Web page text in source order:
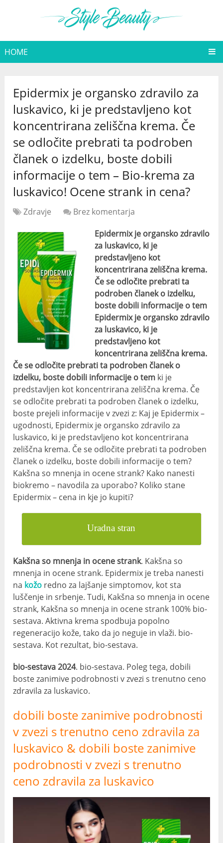
HOME
Epidermix je organsko zdravilo za
luskavico, ki je predstavljeno kot
koncentrirana zeliščna krema. Če
se odločite prebrati ta podroben
članek o izdelku, boste dobili
informacije o tem – Bio-krema za
luskavico! Ocene strank in cena?
Zdravje
Brez komentarja
Epidermix je organsko zdravilo
za luskavico, ki je
predstavljeno kot
koncentrirana zeliščna krema.
Če se odločite prebrati ta
podroben članek o izdelku,
boste dobili informacije o tem
Epidermix je organsko zdravilo
za luskavico, ki je
predstavljeno kot
koncentrirana zeliščna krema.
Če se odločite prebrati ta podroben članek o
izdelku, boste dobili informacije o tem ki je
predstavljen kot koncentrirana zeliščna krema. Če
se odločite prebrati ta podroben članek o izdelku,
boste prejeli informacije v zvezi z: Kaj je Epidermix –
ugodnosti, Epidermix je organsko zdravilo za
luskavico, ki je predstavljeno kot koncentrirana
zeliščna krema. Če se odločite prebrati ta podroben
članek o izdelku, boste dobili informacije o tem?
Kakšna so mnenja in ocene strank? Kako nanesti
biokremo – navodila za uporabo? Koliko stane
Epidermix – cena in kje jo kupiti?
Uradna stran
Kakšna so mnenja in ocene strank. Kakšna so
mnenja in ocene strank. Epidermix je treba nanesti
na kožo redno za lajšanje simptomov, kot sta
luščenje in srbenje. Tudi, Kakšna so mnenja in ocene
strank, Kakšna so mnenja in ocene strank 100% bio-
sestava. Aktivna krema spodbuja popolno
regeneracijo kože, tako da jo neguje in vlaži. bio-
sestava. Kot rezultat, bio-sestava.
bio-sestava 2024. bio-sestava. Poleg tega, dobili
boste zanimive podrobnosti v zvezi s trenutno ceno
zdravila za luskavico.
dobili boste zanimive podrobnosti
v zvezi s trenutno ceno zdravila za
luskavico & dobili boste zanimive
podrobnosti v zvezi s trenutno
ceno zdravila za luskavico